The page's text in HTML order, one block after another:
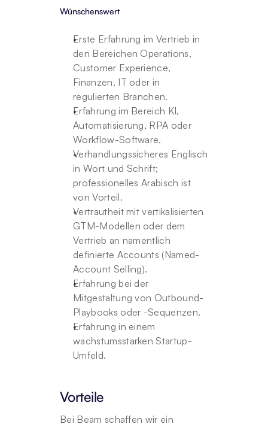
Wünschenswert
Erste Erfahrung im Vertrieb in
den Bereichen Operations,
Customer Experience,
Finanzen, IT oder in
regulierten Branchen.
Erfahrung im Bereich KI,
Automatisierung, RPA oder
Workflow-Software.
Verhandlungssicheres Englisch
in Wort und Schrift;
professionelles Arabisch ist
von Vorteil.
Vertrautheit mit vertikalisierten
GTM-Modellen oder dem
Vertrieb an namentlich
definierte Accounts (Named-
Account Selling).
Erfahrung bei der
Mitgestaltung von Outbound-
Playbooks oder -Sequenzen.
Erfahrung in einem
wachstumsstarken Startup-
Umfeld.
Vorteile
Bei Beam schaffen wir ein